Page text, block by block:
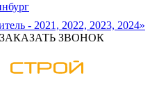
- 2021, 2022, 2023, 2024»
ЗАКАЗАТЬ ЗВОНОК